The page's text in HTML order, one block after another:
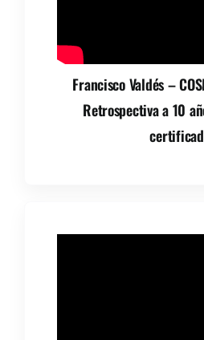
Francisco Valdés –
Retrospectiva a 10